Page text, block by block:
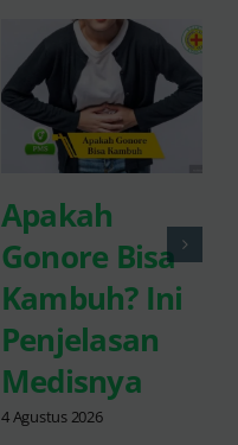
Apakah
Gonore Bisa
Kambuh? Ini
Penjelasan
Medisnya
4 Agustus 2026